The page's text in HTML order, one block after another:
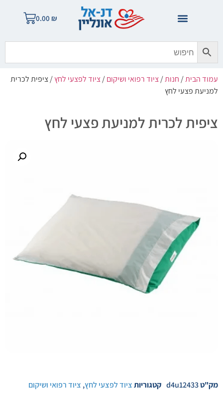
0.00 ₪
עמוד הבית/חנות/ציוד רפואי ושיקום/ציוד לפצעי לחץ/ ציפית לכרית
למניעת פצעי לחץ
ציפית לכרית למניעת פצעי לחץ
מק"טd4u12433 קטגוריותציוד לפצעי לחץ, ציוד רפואי ושיקום